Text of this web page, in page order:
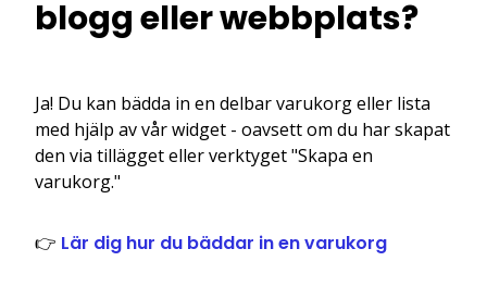
blogg eller webbplats?
Ja! Du kan bädda in en delbar varukorg eller lista
med hjälp av vår widget - oavsett om du har skapat
den via tillägget eller verktyget "Skapa en
varukorg."
👉 Lär dig hur du bäddar in en varukorg